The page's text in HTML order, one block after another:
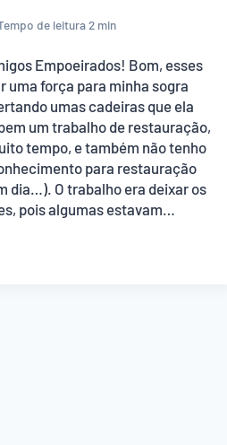
de leitura2 min
Empoeirados! Bom, esses
uma força para minha sogra
umas cadeiras que ela
um trabalho de restauração,
tempo, e também não tenho
para restauração
dia…). O trabalho era deixar os
pois algumas estavam…